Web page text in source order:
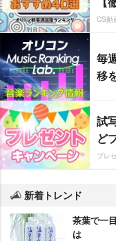
CS動
毎
移
試
ど
プレ
新着トレンド
茶葉で一
は